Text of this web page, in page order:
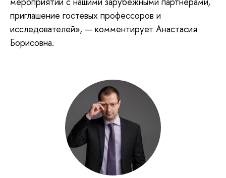
приглашение гостевых профессоров и
исследователей», — комментирует Анастасия
Борисовна.